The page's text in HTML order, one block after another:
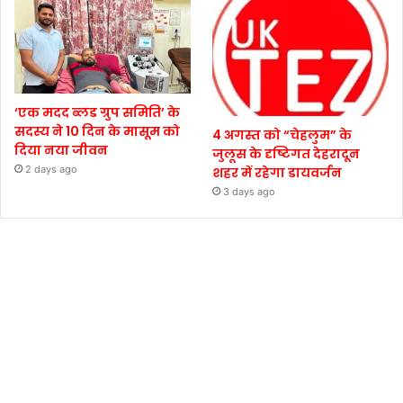
‘एक मदद ब्लड ग्रुप समिति’ के
सदस्य ने 10 दिन के मासूम को
दिया नया जीवन
2 days ago
4 अगस्त को “चेहलुम” के
जुलूस के दृष्टिगत देहरादून
शहर में रहेगा डायवर्जन
3 days ago